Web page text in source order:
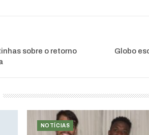
sobre o retorno
Globo
NOTÍCIAS